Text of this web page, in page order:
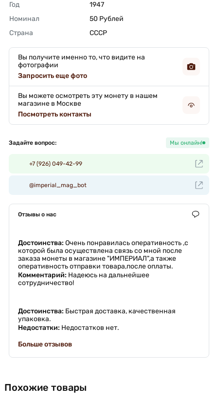
Год
1947
Номинал
50 Рублей
Страна
СССР
Вы получите именно то, что видите на
фотографии
Запросить еще фото
Вы можете осмотреть эту монету в нашем
магазине в Москве
Посмотреть контакты
Задайте вопрос: Мы онлайн!
+7 (926) 049-42-99
@imperial_mag_bot
Отзывы о нас
Достоинства: Очень понравилась оперативность ,с
которой была осуществлена связь со мной после
заказа монеты в магазине "ИМПЕРИАЛ",а также
оперативность отправки товара,после оплаты.
Комментарий: Надеюсь на дальнейшее
сотрудничество!
Достоинства: Быстрая доставка, качественная
упаковка.
Недостатки: Недостатков нет.
Больше отзывов
Похожие товары